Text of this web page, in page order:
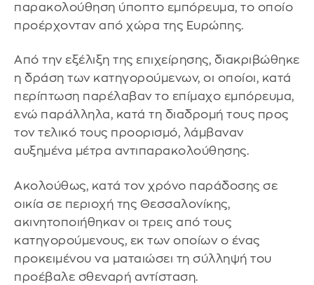
παρακολούθηση ύποπτο εμπόρευμα, το οποίο
προέρχονταν από χώρα της Ευρώπης.
Από την εξέλιξη της επιχείρησης, διακριβώθηκε
η δράση των κατηγορούμενων, οι οποίοι, κατά
περίπτωση παρέλαβαν το επίμαχο εμπόρευμα,
ενώ παράλληλα, κατά τη διαδρομή τους προς
τον τελικό τους προορισμό, λάμβαναν
αυξημένα μέτρα αντιπαρακολούθησης.
Ακολούθως, κατά τον χρόνο παράδοσης σε
οικία σε περιοχή της Θεσσαλονίκης,
ακινητοποιήθηκαν οι τρεις από τους
κατηγορούμενους, εκ των οποίων ο ένας
προκειμένου να ματαιώσει τη σύλληψή του
προέβαλε σθεναρή αντίσταση.